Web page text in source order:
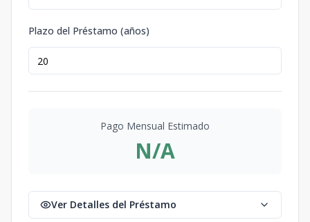
Plazo del Préstamo (años)
Pago Mensual Estimado
N/A
Ver Detalles del Préstamo